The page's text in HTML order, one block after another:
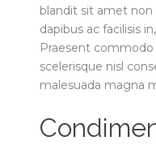
blandit sit amet non
dapibus ac facilisis
Praesent
scelerisque nisl
malesuada magna